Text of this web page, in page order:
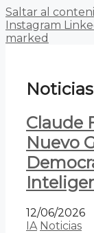
Saltar al
Instagram
marked
Noticias
Claude
Nuevo
12/06/2026
IA Noticias